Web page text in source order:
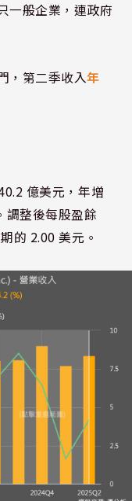
一般企業，連政府
，第二季收入年
億美元，年增
調整後每股盈餘
的 2.00 美元。